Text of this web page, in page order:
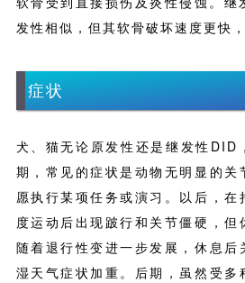
发性相似，但其软骨破坏速度更快，
症状
犬、猫无论原发性还是继发性DID
期，常见的症状是动物无明显的关
愿执行某项任务或演习。以后，在
度运动后出现跛行和关节僵硬，但
随着退行性变进一步发展，休息后
湿天气症状加重。后期，虽然受多